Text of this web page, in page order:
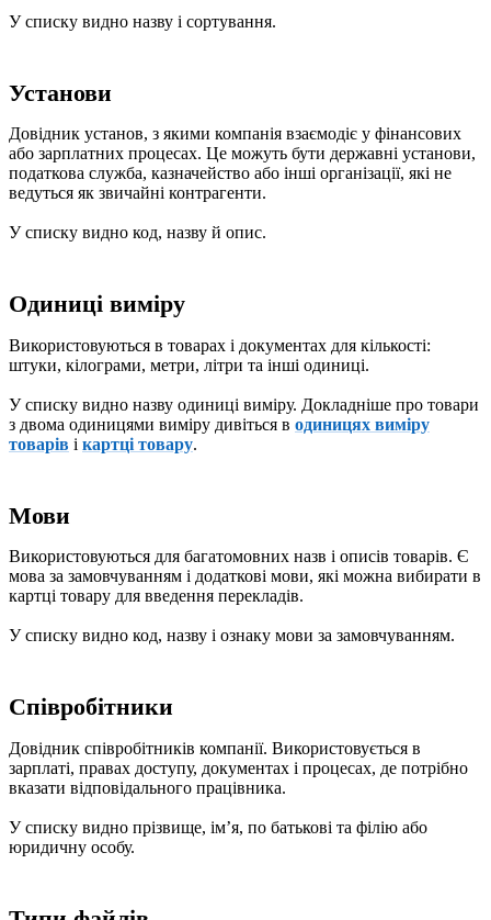
У списку видно назву і сортування.
Установи
Довідник установ, з якими компанія взаємодіє у фінансових
або зарплатних процесах. Це можуть бути державні установи,
податкова служба, казначейство або інші організації, які не
ведуться як звичайні контрагенти.
У списку видно код, назву й опис.
Одиниці виміру
Використовуються в товарах і документах для кількості:
штуки, кілограми, метри, літри та інші одиниці.
У списку видно назву одиниці виміру. Докладніше про товари
з двома одиницями виміру дивіться в одиницях виміру
товарів і картці товару.
Мови
Використовуються для багатомовних назв і описів товарів. Є
мова за замовчуванням і додаткові мови, які можна вибирати в
картці товару для введення перекладів.
У списку видно код, назву і ознаку мови за замовчуванням.
Співробітники
Довідник співробітників компанії. Використовується в
зарплаті, правах доступу, документах і процесах, де потрібно
вказати відповідального працівника.
У списку видно прізвище, імʼя, по батькові та філію або
юридичну особу.